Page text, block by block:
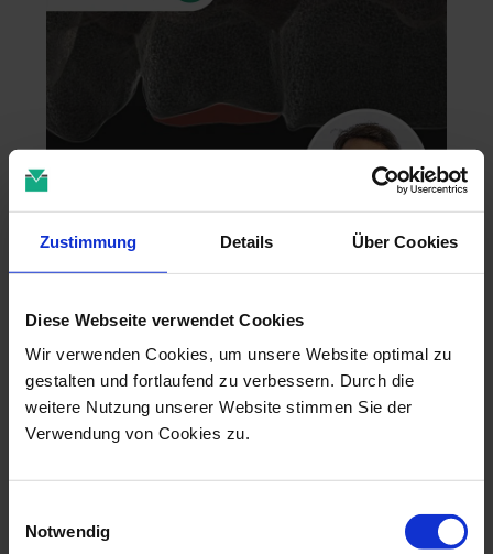
Zustimmung Details Über Cookies
Diese Webseite verwendet Cookies
Wir verwenden Cookies, um unsere Website optimal zu
gestalten und fortlaufend zu verbessern. Durch die
weitere Nutzung unserer Website stimmen Sie der
Verwendung von Cookies zu.
Notwendig
Zahntechnik im 4D-Zeitalter
online
Dr. Christian Leonhardt